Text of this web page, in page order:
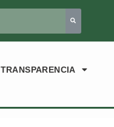
TRANSPARENCIA